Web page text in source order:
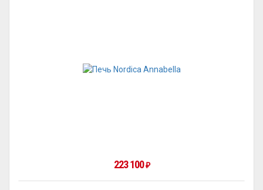
223 100₽